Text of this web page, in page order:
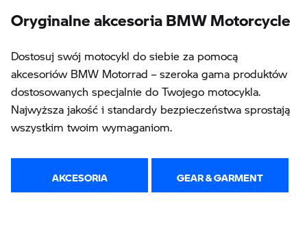
Oryginalne akcesoria BMW Motorcycle
Dostosuj swój motocykl do siebie za pomocą
akcesoriów BMW Motorrad – szeroka gama produktów
dostosowanych specjalnie do Twojego motocykla.
Najwyższa jakość i standardy bezpieczeństwa sprostają
wszystkim twoim wymaganiom.
AKCESORIA GEAR & GARMENT